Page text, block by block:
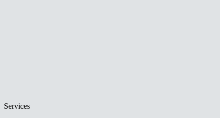
Services